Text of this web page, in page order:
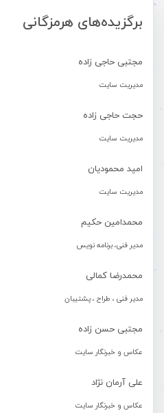
برگزیده‌های هرمزگانی
مجتبی حاجی زاده
مدیریت سایت
حجت حاجی زاده
مدیریت سایت
امید محمودیان
مدیریت سایت
محمدامین حکیم
مدیر فنی، برنامه نویس
محمدرضا کمالی
مدیر فنی ، طراح ، پشتیبان
مجتبی حسن زاده
عکاس و خبرنگار سایت
علی آرمان نژاد
عکاس و خبرنگار سایت